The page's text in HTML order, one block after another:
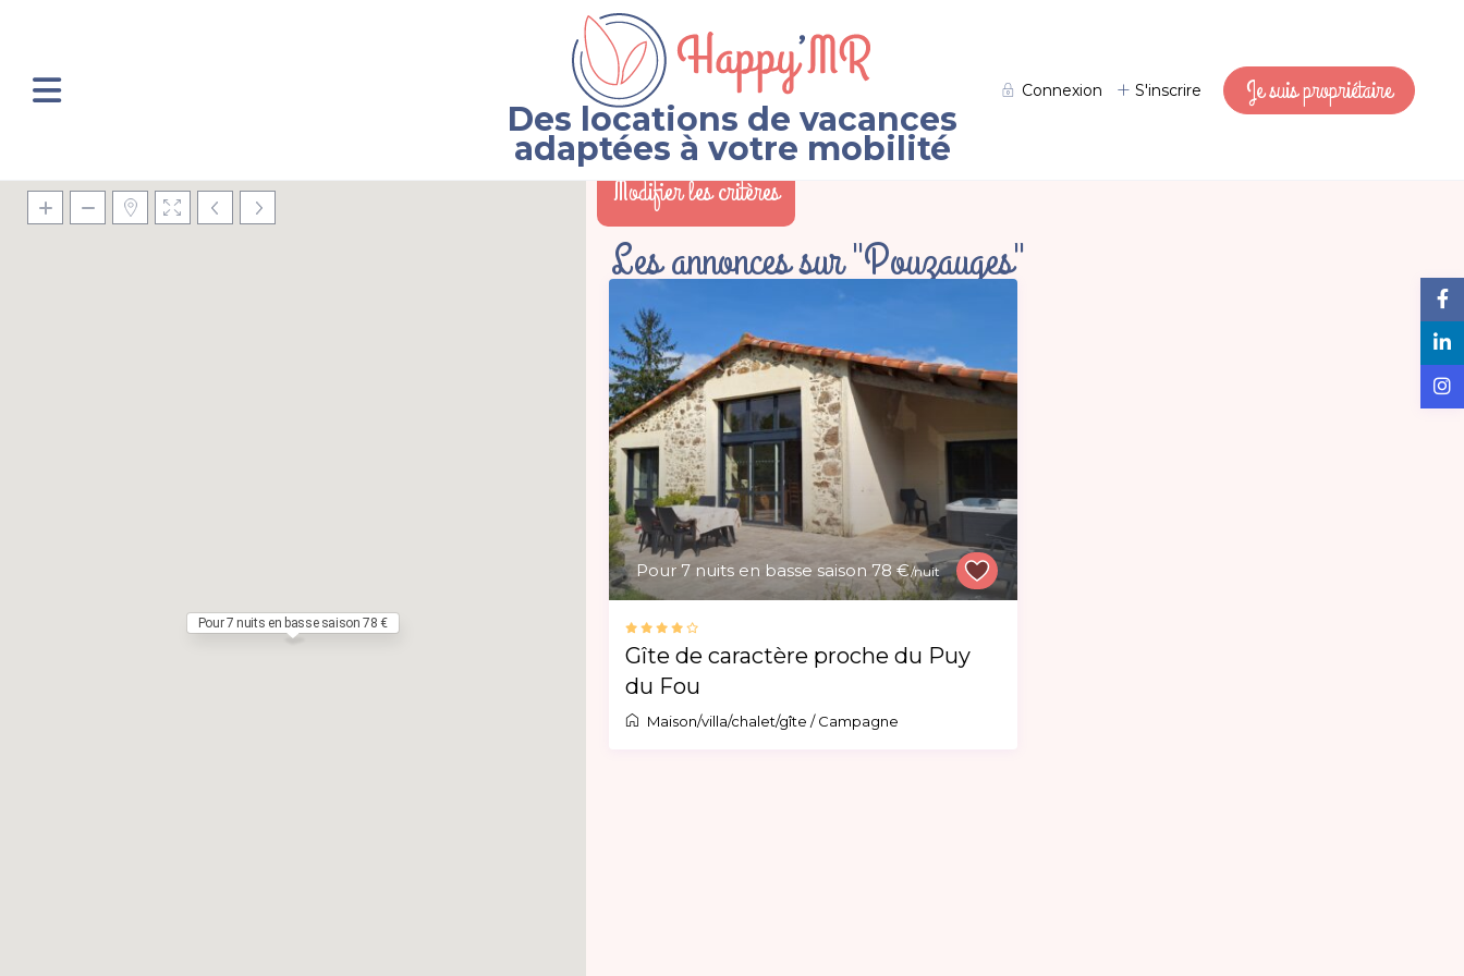
Des locations de vacances
adaptées à votre mobilité
Connexion S'inscrire Je suis propriétaire
Pour 7 nuits en basse saison 78 €
Modifier les critères
Les annonces sur "Pouzauges"
Pour 7 nuits en basse saison 78 €/nuit
Gîte de caractère proche du Puy
du Fou
Maison/villa/chalet/gîte /Campagne